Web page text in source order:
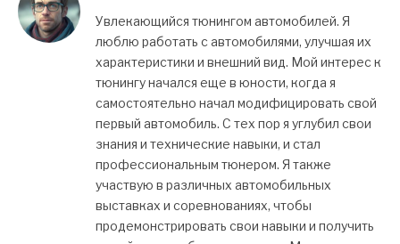
Увлекающийся тюнингом автомобилей. Я
люблю работать с автомобилями, улучшая их
характеристики и внешний вид. Мой интерес к
тюнингу начался еще в юности, когда я
самостоятельно начал модифицировать свой
первый автомобиль. С тех пор я углубил свои
знания и технические навыки, и стал
профессиональным тюнером. Я также
участвую в различных автомобильных
выставках и соревнованиях, чтобы
продемонстрировать свои навыки и получить